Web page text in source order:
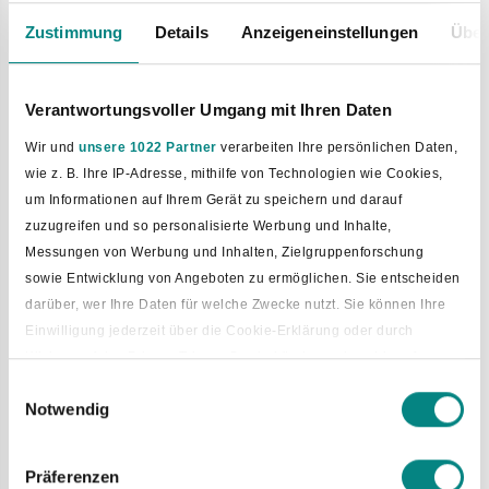
Zustimmung Details Anzeigeneinstellungen
Verantwortungsvoller Umgang mit Ihren Daten
Wir und unsere 1022 Partner verarbeiten Ihre persönlichen Daten,
wie z. B. Ihre IP-Adresse, mithilfe von Technologien wie Cookies,
um Informationen auf Ihrem Gerät zu speichern und darauf
zuzugreifen und so personalisierte Werbung und Inhalte,
Messungen von Werbung und Inhalten, Zielgruppenforschung
sowie Entwicklung von Angeboten zu ermöglichen. Sie entscheiden
darüber, wer Ihre Daten für welche Zwecke nutzt. Sie können Ihre
Einwilligung jederzeit über die Cookie-Erklärung oder durch
Klicken auf das Privacy Trigger Symbol ändern oder widerrufen
Wenn Sie es erlauben, würden wir auch gerne:
Notwendig
Präferenzen
Virtuelle Poststelle der
Gemeinde Bad Laer
Zugangseröffnung rechtsverbindliche elektronische
Kommunikation
Bürgern eine Virtuelle Poststelle (VPS), über die
rechtsverbindliche Mitteilungen und Dokumente
elektronisch an die Gemeindeverwaltung gesandt werden
können.
elektronische Signatur" am Computer ersetzt. An die VPS
gesandte Nachrichten erhalten einen Zeitstempel, der den
Wahrung von Fristen ist also auch online problemlos